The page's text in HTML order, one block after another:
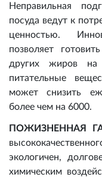
Неправильная
посуда ведут к
ценностью.
позволяет
других жиров на
питательные
может снизить
более чем на 6000.
ПОЖИЗНЕННАЯ
экологичен,
химическим